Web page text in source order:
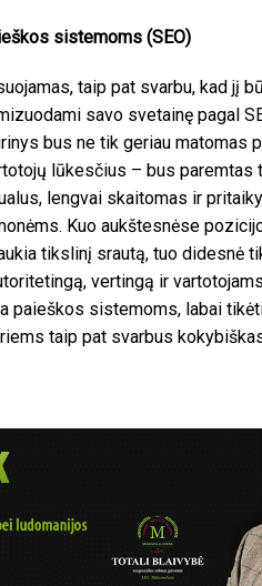
sistemoms (SEO)
taip pat svarbu, kad jį
savo svetainę pagal
bus ne tik geriau matomas
lūkesčius – bus paremtas
lengvai skaitomas ir
Kuo aukštesnėse
tikslinį srautą, tuo didesnė
vertingą ir
paieškos sistemoms, labai
taip pat svarbus